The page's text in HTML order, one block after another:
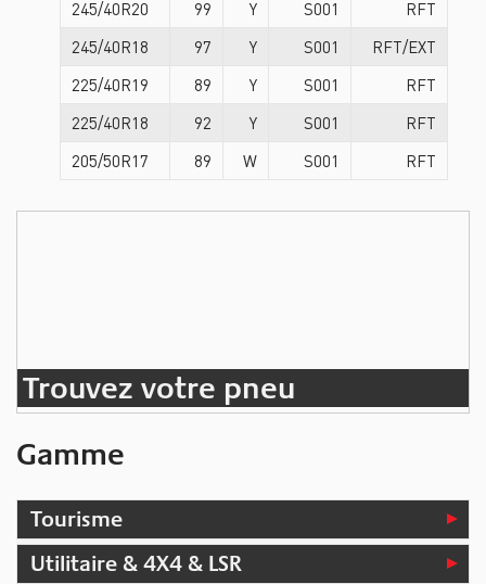
Trouvez votre pneu
Gamme
Tourisme
Utilitaire & 4X4 & LSR
245/40R20
99 Y S001
RFT
245/40R18
97 Y S001
RFT/EXT
225/40R19
89 Y S001
RFT
225/40R18
92 Y S001
RFT
205/50R17
89 W S001 RFT